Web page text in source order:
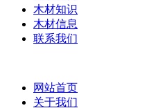
木材知识
木材信息
联系我们
网站首页
关于我们